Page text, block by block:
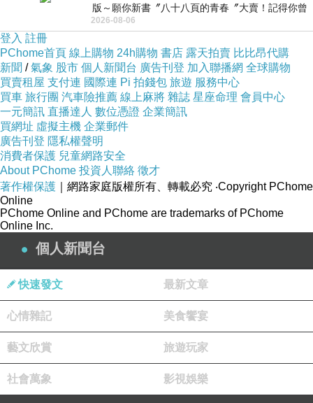
安，經濟的困難，愛情的空虛，交際的無助，文學路上的
碰碰磕磕，我實在很需要抒發，而網誌正好是一片園地，
像南灣舊工人球場一樣任我馳騁。
生活上的事情可以寫的幾乎都寫進網誌裡了，我甚至
像寫連載小說般交待自己的感情史，像寫新聞特稿般重塑
新聞現場，或對某人某事發憤恨之言，或對失意寂寞插科
打諢，雖也重視捧場客數量，但最重要還是徹徹底底地將
情感抒發得乾乾淨淨。況且那時並沒甚麼社交網站，由澳
門一些寫作人所組成的網誌小圈子，便有點像社交網站的
意味了，留個言，玩個接龍遊戲甚麼的，增進彼此之友
誼，互通消息之有無，寫網誌本身就成為一種社交方式。
網誌除了令我的悲觀與頽唐得以宣洩，讓我得到朋友
的關愛與支持，也使我有極好的練筆機會，此外還帶給我
很多意想不到的幸運。遺憾的是，網誌興盛與衰落的過程
實在太快了，Facebook和微博興起，促使網誌這種較浪費
時間的交流方式漸漸乏人問津，而我與友人們又因工作及
版～願你新書〞八十八頁的青春〞大賣！記得你曾
經在我的版留言…「好讚的圖^^感覺大家
2026-08-06
登入 註冊
PChome首頁 線上購物 24h購物 書店 露天拍賣 比比昂代購
新聞 /氣象 股市 個人新聞台 廣告刊登 加入聯播網 全球購物
買賣租屋 支付連 國際連 Pi 拍錢包 旅遊 服務中心
買車 旅行團 汽車險推薦 線上麻將 雜誌 星座命理 會員中心
一元簡訊 直播達人 數位憑證 企業簡訊
買網址 虛擬主機 企業郵件
廣告刊登 隱私權聲明
消費者保護 兒童網路安全
About PChome 投資人聯絡 徵才
著作權保護 ｜網路家庭版權所有、轉載必究 ‧Copyright PChome
Online
PChome Online and PChome are trademarks of PChome
Online Inc.
個人新聞台
快速發文 最新文章
心情雜記 美食饗宴
藝文欣賞 旅遊玩家
社會萬象 影視娛樂